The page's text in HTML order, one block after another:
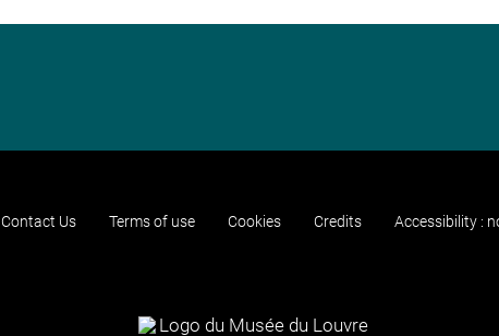
Contact Us Terms of use Cookies Credits Accessibility :